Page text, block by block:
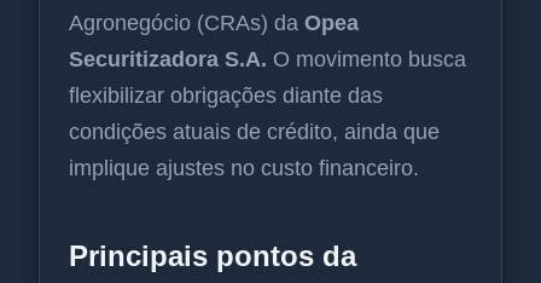
Agronegócio (CRAs) da Opea
Securitizadora S.A. O movimento busca
flexibilizar obrigações diante das
condições atuais de crédito, ainda que
implique ajustes no custo financeiro.
Principais pontos da